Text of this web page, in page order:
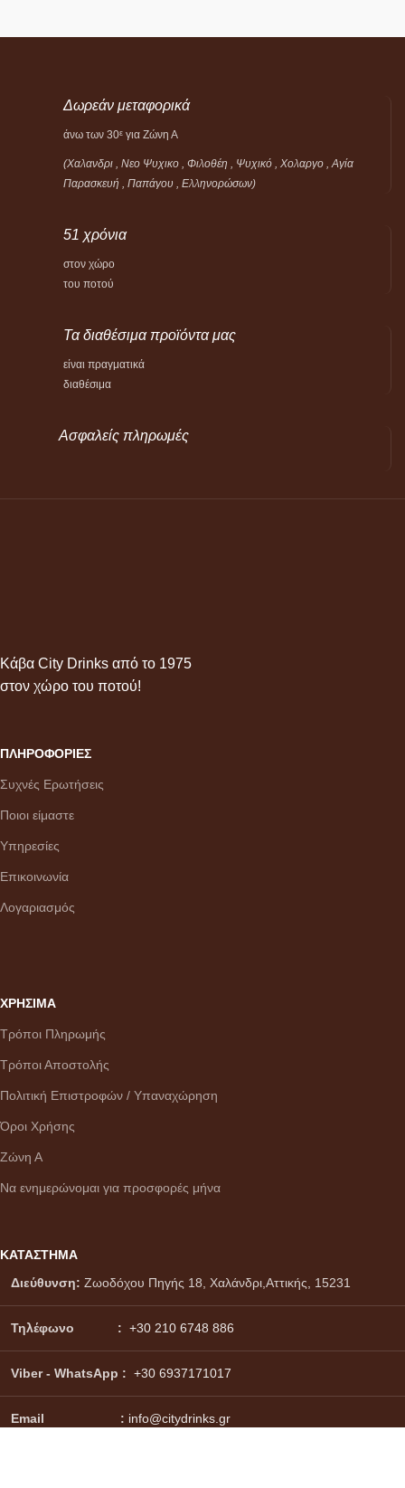
Δωρεάν μεταφορικά
άνω των 30ε για Ζώνη Α
(Χαλανδρι , Νεο Ψυχικο , Φιλοθέη , Ψυχικό ,
Χολαργο , Αγία
Παρασκευή , Παπάγου , Ελληνορώσων)
51 χρόνια
στον χώρο
του ποτού
Τα διαθέσιμα προϊόντα μας
είναι πραγματικά
διαθέσιμα
Ασφαλείς πληρωμές
Κάβα City Drinks από το 1975
στον χώρο του ποτού!
ΠΛΗΡΟΦΟΡΙΕΣ
Συχνές Ερωτήσεις
Ποιοι είμαστε
Υπηρεσίες
Επικοινωνία
Λογαριασμός
ΧΡΗΣΙΜΑ
Τρόποι Πληρωμής
Τρόποι Αποστολής
Πολιτική Επιστροφών / Υπαναχώρηση
Όροι Χρήσης
Ζώνη Α
Να ενημερώνομαι για προσφορές μήνα
ΚΑΤΑΣΤΗΜΑ
Διεύθυνση: Ζωοδόχου Πηγής 18, Χαλάνδρι,Αττικής, 15231
Τηλέφωνο : +30 210 6748 886
Viber - WhatsApp : +30 6937171017
Email : info@citydrinks.gr